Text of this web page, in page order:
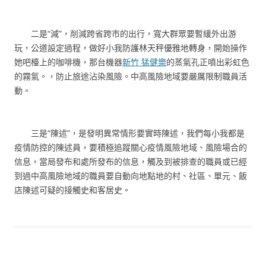
二是“減”，削減跨省跨市的出行，寬大群眾要暫緩外出游
玩，公道設定過程，做好小我防護林天秤優雅地轉身，開始操作
她吧檯上的咖啡機，那台機器新竹 猛健樂的蒸氣孔正噴出彩虹色
的霧氣。，防止旅途沾染風險。中高風險地域要嚴厲限制職員活
動。
三是“陳述”，是發明異常情形要實時陳述，我們每小我都是
疫情防控的陳述員，要積極追蹤關心疫情風險地域、風險場合的
信息，當局發布和處所發布的信息，觸及到被排查的職員或已經
到過中高風險地域的職員要自動向地點地的村、社區、單元、飯
店陳述可疑的接觸史和客居史。